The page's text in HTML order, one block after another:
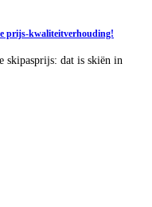
prijs-kwaliteitverhouding!
skipasprijs: dat is skiën in